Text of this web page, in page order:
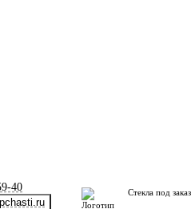
40
Стекла под заказ